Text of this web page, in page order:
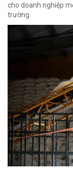
cho doanh nghiệp
trường.